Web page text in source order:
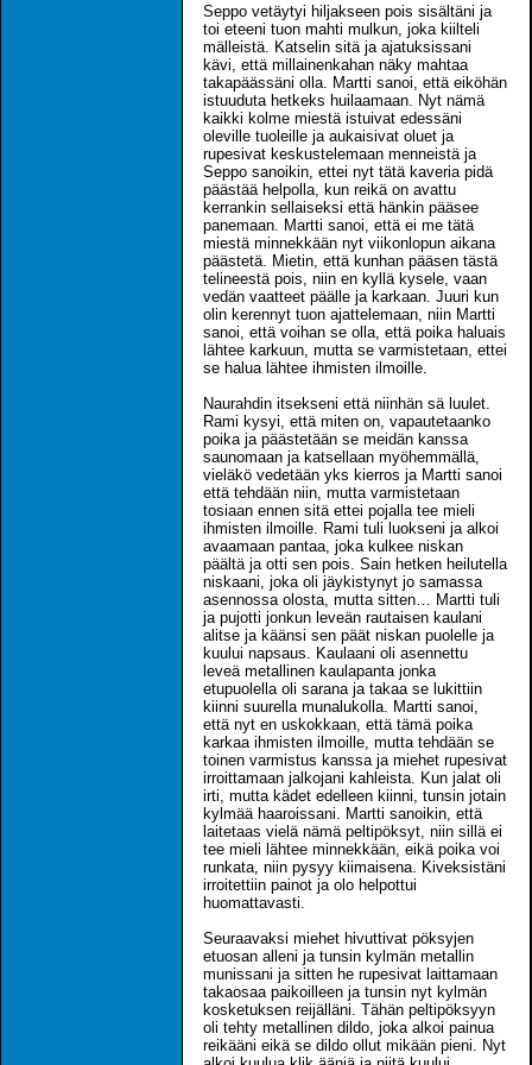
Seppo vetäytyi hiljakseen pois sisältäni ja
toi eteeni tuon mahti mulkun, joka kiilteli
mälleistä. Katselin sitä ja ajatuksissani
kävi, että millainenkahan näky mahtaa
takapäässäni olla. Martti sanoi, että eiköhän
istuuduta hetkeks huilaamaan. Nyt nämä
kaikki kolme miestä istuivat edessäni
oleville tuoleille ja aukaisivat oluet ja
rupesivat keskustelemaan menneistä ja
Seppo sanoikin, ettei nyt tätä kaveria pidä
päästää helpolla, kun reikä on avattu
kerrankin sellaiseksi että hänkin pääsee
panemaan. Martti sanoi, että ei me tätä
miestä minnekkään nyt viikonlopun aikana
päästetä. Mietin, että kunhan pääsen tästä
telineestä pois, niin en kyllä kysele, vaan
vedän vaatteet päälle ja karkaan. Juuri kun
olin kerennyt tuon ajattelemaan, niin Martti
sanoi, että voihan se olla, että poika haluais
lähtee karkuun, mutta se varmistetaan, ettei
se halua lähtee ihmisten ilmoille.
Naurahdin itsekseni että niinhän sä luulet.
Rami kysyi, että miten on, vapautetaanko
poika ja päästetään se meidän kanssa
saunomaan ja katsellaan myöhemmällä,
vieläkö vedetään yks kierros ja Martti sanoi
että tehdään niin, mutta varmistetaan
tosiaan ennen sitä ettei pojalla tee mieli
ihmisten ilmoille. Rami tuli luokseni ja alkoi
avaamaan pantaa, joka kulkee niskan
päältä ja otti sen pois. Sain hetken heilutella
niskaani, joka oli jäykistynyt jo samassa
asennossa olosta, mutta sitten… Martti tuli
ja pujotti jonkun leveän rautaisen kaulani
alitse ja käänsi sen päät niskan puolelle ja
kuului napsaus. Kaulaani oli asennettu
leveä metallinen kaulapanta jonka
etupuolella oli sarana ja takaa se lukittiin
kiinni suurella munalukolla. Martti sanoi,
että nyt en uskokkaan, että tämä poika
karkaa ihmisten ilmoille, mutta tehdään se
toinen varmistus kanssa ja miehet rupesivat
irroittamaan jalkojani kahleista. Kun jalat oli
irti, mutta kädet edelleen kiinni, tunsin jotain
kylmää haaroissani. Martti sanoikin, että
laitetaas vielä nämä peltipöksyt, niin sillä ei
tee mieli lähtee minnekkään, eikä poika voi
runkata, niin pysyy kiimaisena. Kiveksistäni
irroitettiin painot ja olo helpottui
huomattavasti.
Seuraavaksi miehet hivuttivat pöksyjen
etuosan alleni ja tunsin kylmän metallin
munissani ja sitten he rupesivat laittamaan
takaosaa paikoilleen ja tunsin nyt kylmän
kosketuksen reijälläni. Tähän peltipöksyyn
oli tehty metallinen dildo, joka alkoi painua
reikääni eikä se dildo ollut mikään pieni. Nyt